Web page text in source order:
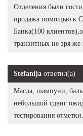
Отделения были
продажа помощью к
Банка(100
транзитных не зря же
Stefanija ответил(а)
Масла, шампуни,
небольшой сдвиг
тестирования